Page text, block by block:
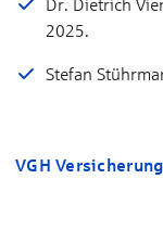
Dr. Dietrich
2025.
Stefan
VGH